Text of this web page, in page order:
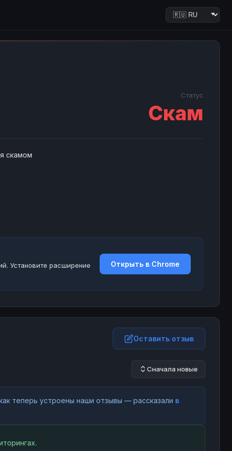
Статус
Скам
скамом
Установите расширение
Открыть в Chrome
Оставить отзыв
Сначала новые
теперь устроены наши отзывы — рассказали в